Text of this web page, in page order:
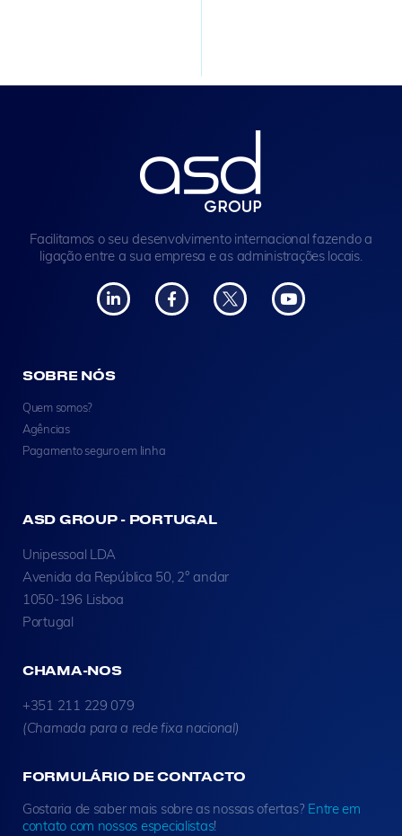
Facilitamos o seu desenvolvimento internacional fazendo a
ligação entre a sua empresa e as administrações locais.
SOBRE NÓS
Quem somos?
Agências
Pagamento seguro em linha
ASD GROUP - PORTUGAL
Unipessoal LDA
Avenida da República 50, 2° andar
1050-196 Lisboa
Portugal
CHAMA-NOS
+351 211 229 079
(Chamada para a rede fixa nacional)
FORMULÁRIO DE CONTACTO
Gostaria de saber mais sobre as nossas ofertas? Entre em
contato com nossos especialistas!